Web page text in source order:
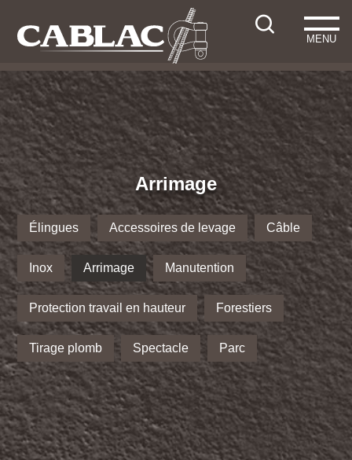
MENU
Arrimage
Élingues Accessoires de levage Câble
Inox Arrimage Manutention
Protection travail en hauteur Forestiers
Tirage plomb Spectacle Parc